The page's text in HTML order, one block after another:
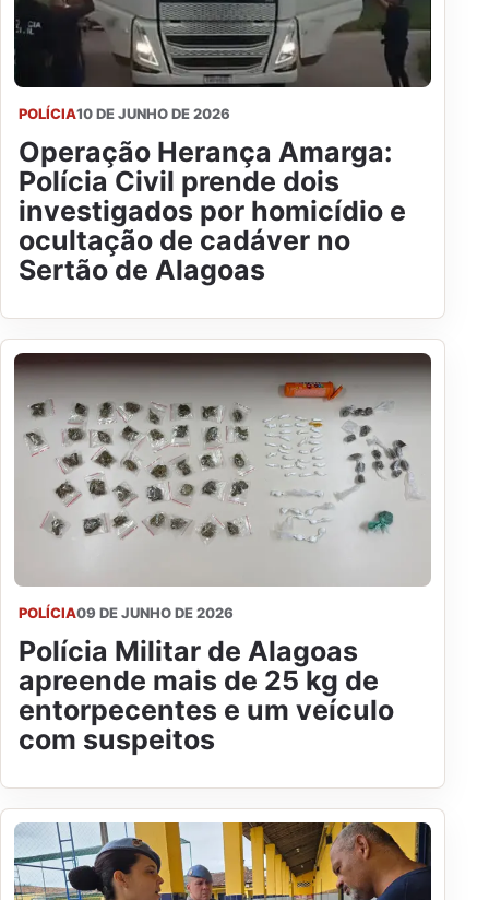
POLÍCIA10 DE JUNHO DE 2026
Operação Herança Amarga:
Polícia Civil prende dois
investigados por homicídio e
ocultação de cadáver no
Sertão de Alagoas
POLÍCIA09 DE JUNHO DE 2026
Polícia Militar de Alagoas
apreende mais de 25 kg de
entorpecentes e um veículo
com suspeitos